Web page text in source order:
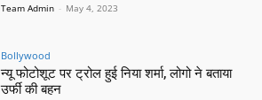
Team Admin - May 4, 2023
Bollywood
न्यू फोटोशूट पर ट्रोल हुई निया शर्मा, लोगो ने बताया
उर्फी की बहन